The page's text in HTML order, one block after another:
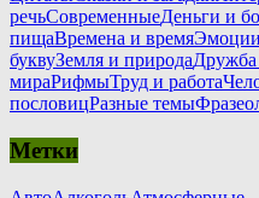
речьСовременныеДеньги и
пищаВремена и время
буквуЗемля и природаДружба
мираРифмыТруд и работа
пословицРазные темы
Метки